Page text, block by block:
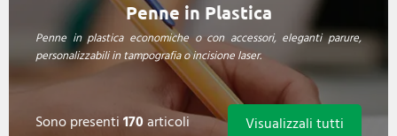
Penne in Plastica
Penne in plastica economiche o con accessori, eleganti parure,
personalizzabili in tampografia o incisione laser.
Sono presenti170articoli Visualizzali tutti